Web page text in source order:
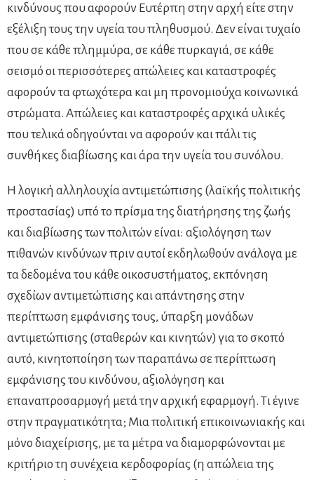
κινδύνους που αφορούν Ευτέρπη στην αρχή είτε στην
εξέλιξη τους την υγεία του πληθυσμού. Δεν είναι τυχαίο
που σε κάθε πλημμύρα, σε κάθε πυρκαγιά, σε κάθε
σεισμό οι περισσότερες απώλειες και καταστροφές
αφορούν τα φτωχότερα και μη προνομιούχα κοινωνικά
στρώματα. Απώλειες και καταστροφές αρχικά υλικές
που τελικά οδηγούνται να αφορούν και πάλι τις
συνθήκες διαβίωσης και άρα την υγεία του συνόλου.
Η λογική αλληλουχία αντιμετώπισης (λαϊκής πολιτικής
προστασίας) υπό το πρίσμα της διατήρησης της ζωής
και διαβίωσης των πολιτών είναι: αξιολόγηση των
πιθανών κινδύνων πριν αυτοί εκδηλωθούν ανάλογα με
τα δεδομένα του κάθε οικοσυστήματος, εκπόνηση
σχεδίων αντιμετώπισης και απάντησης στην
περίπτωση εμφάνισης τους, ύπαρξη μονάδων
αντιμετώπισης (σταθερών και κινητών) για το σκοπό
αυτό, κινητοποίηση των παραπάνω σε περίπτωση
εμφάνισης του κινδύνου, αξιολόγηση και
επαναπροσαρμογή μετά την αρχική εφαρμογή. Τι έγινε
στην πραγματικότητα; Μια πολιτική επικοινωνιακής και
μόνο διαχείρισης, με τα μέτρα να διαμορφώνονται με
κριτήριο τη συνέχεια κερδοφορίας (η απώλεια της